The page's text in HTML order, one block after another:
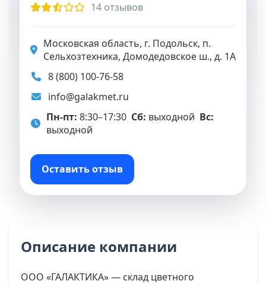
14 отзывов
Московская область, г. Подольск, п.
Сельхозтехника, Домодедовское ш., д. 1А
8 (800) 100-76-58
info@galakmet.ru
Пн-пт: 8:30–17:30 Сб: выходной Вс:
выходной
Оставить отзыв
Описание компании
ООО «ГАЛАКТИКА» — склад цветного